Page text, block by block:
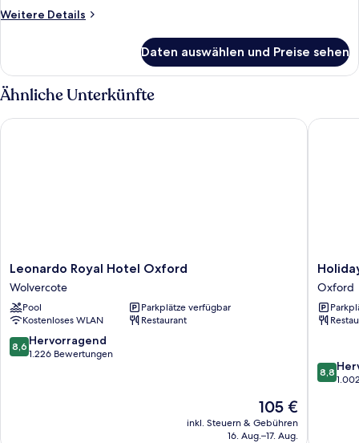
Weitere Details
Weitere
Room
With
Sofa
Bed
Daten auswählen und Preise sehen
Ähnliche Unterkünfte
Leonardo
Royal
Hotel
Oxford
Wolvercote
Leonardo Royal Hotel Oxford
Wolvercote
Pool
Parkplätze verfügbar
Kostenloses WLAN
Restaurant
8.6
von
8,6 Hervorragend
1.226 Bewertungen
Der
Preis
beträgt
105 €
inkl. Steuern & Gebühren
16. Aug.–17. Aug.
Leonardo Royal Hotel Oxford
Holiday
Inn
Oxford
by
IHG
Oxford
8.8
von
8,8
Holiday